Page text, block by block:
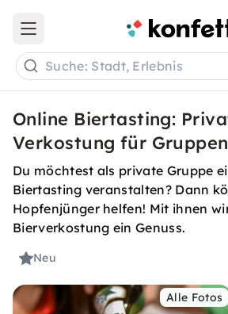
Open main menu
Suche: Stadt, Erlebnis
Online Biertasting:
Verkostung für Gruppen
Du möchtest als private Gruppe
Biertasting veranstalten? Dann
Hopfenjünger helfen! Mit ihnen
Bierverkostung ein Genuss.
Neu
Alle Fotos